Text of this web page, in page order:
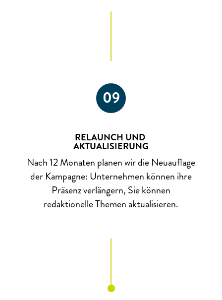
09
RELAUNCH UND
AKTUALISIERUNG
Nach 12 Monaten planen wir die Neuauflage
der Kampagne: Unternehmen können ihre
Präsenz verlängern, Sie können
redaktionelle Themen aktualisieren.